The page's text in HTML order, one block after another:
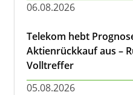
06.08.2026
Telekom hebt
Aktienrückkauf aus –
Volltreffer
05.08.2026